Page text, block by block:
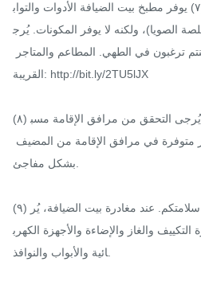
ولن يتم رد أي مبالغ مدفوعة. (٧) يوفر مطبخ بيت الضيافة الأدوات والتواب
الصويا)، ولكنه لا يوفر المكونات. يُرج
القريبة: http://bit.ly/2TU5lJX
(٨) هذا مكان إقامة ذاتي الخدمة. يُرجى التحقق من مرافق الإقامة مسب
بشكل مفاجئ.
(٩) يُرجى توخي الحذر حفاظًا على سلامتكم. عند مغادرة بيت الضيافة، يُر
والغاز والإضاءة والأجهزة الكهرب
ائية والأبواب والنوافذ.